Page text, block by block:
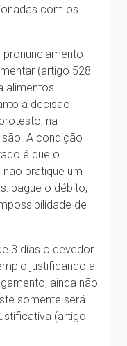
com os
(artigo 528
alimentos
a decisão
na
A condição
é que o
pratique um
pague o débito,
de
3 dias o devedor
justificando a
ainda não
somente será
(artigo